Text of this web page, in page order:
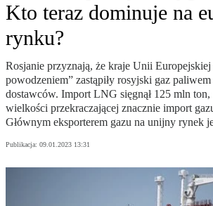
Kto teraz dominuje na
rynku?
Rosjanie przyznają, że kraje Unii
powodzeniem” zastąpiły rosyjski gaz
dostawców. Import LNG sięgnął 125 mln
wielkości przekraczającej znacznie import
Głównym eksporterem gazu na unijny rynek
Publikacja: 09.01.2023 13:31